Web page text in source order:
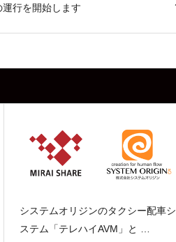
運行を開始します
システムオリジンのタクシー配車シ
ステム「テレハイAVM」と …